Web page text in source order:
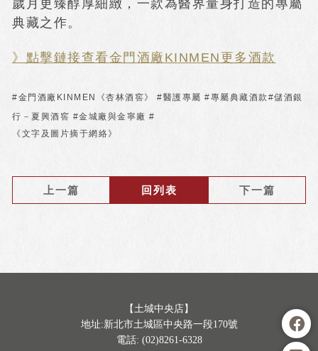
歲月更臻醇厚細緻，一款為醫界量身打造的專屬
典藏之作。
》點擊鏈接查看金門酒廠KINMEN更多酒款
#金門酒廠KINMEN《杏林酒窖》 #醫護專屬 #專屬典藏酒款#儲酒銀
行－夏興酒窖 #金城廠與金寧廠 #
《文字及圖片摘于網絡》
上一篇 回列表 下一篇
【土城中央店】
地址:新北市土城區中央路一段170號
電話: (02)8261-6328